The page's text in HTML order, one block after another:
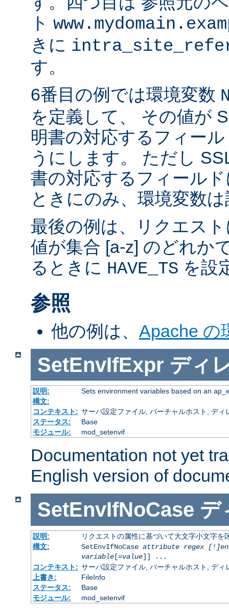
ト
きに
す。
6番目の例では環境変数
を定義して、 その値が
明書の対応するフィー
うにします。 ただし
書の対応するフィール
ときにのみ、環境変数
最後の例は、リクエス
値が集合 [a-z] のどれか
るときに HAVE_TS を設
参照
他の例は、 Apache の
SetEnvIfExpr ディ
説明:
Sets environment variables based on an
構文:
コンテキスト: サーバ設定ファイル, バーチャルホスト, ディ
ステータス:
Base
モジュール:
mod_setenvif
Documentation not yet
English version of
SetEnvIfNoCase デ
説明:
リクエストの属性に基づいて大文字小文字を
構文:
SetEnvIfNoCase attribute regex
variable[=value]] ...
コンテキスト: サーバ設定ファイル, バーチャルホスト, ディ
上書き:
FileInfo
ステータス:
Base
モジュール:
mod_setenvif